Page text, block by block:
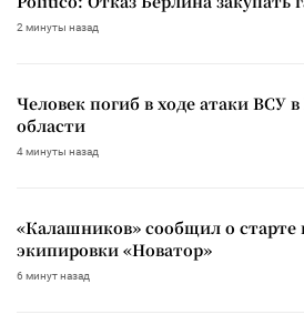
2 минуты назад
Человек погиб в ходе атаки ВСУ
области
4 минуты назад
«Калашников» сообщил о
экипировки «Новатор»
6 минут назад